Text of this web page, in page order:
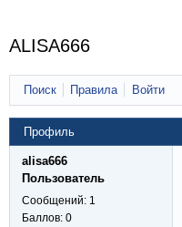
ALISA666
Поиск Правила Войти
Профиль
alisa666
Пользователь
Сообщений: 1
Баллов: 0